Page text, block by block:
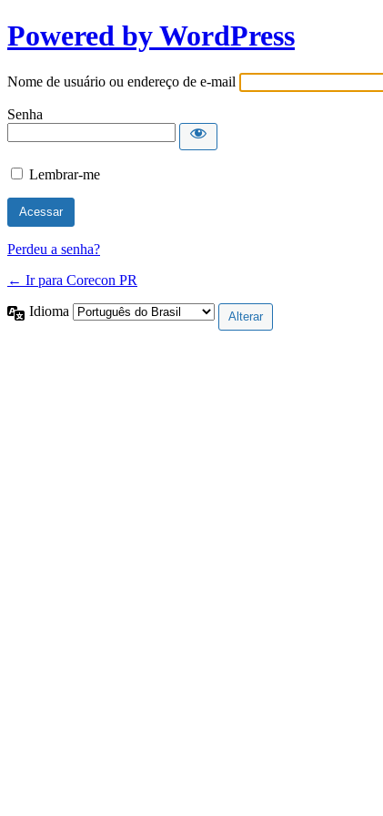
Powered by WordPress
Nome de usuário ou endereço de e-mail
Senha
Lembrar-me
Perdeu a senha?
← Ir para Corecon PR
Idioma